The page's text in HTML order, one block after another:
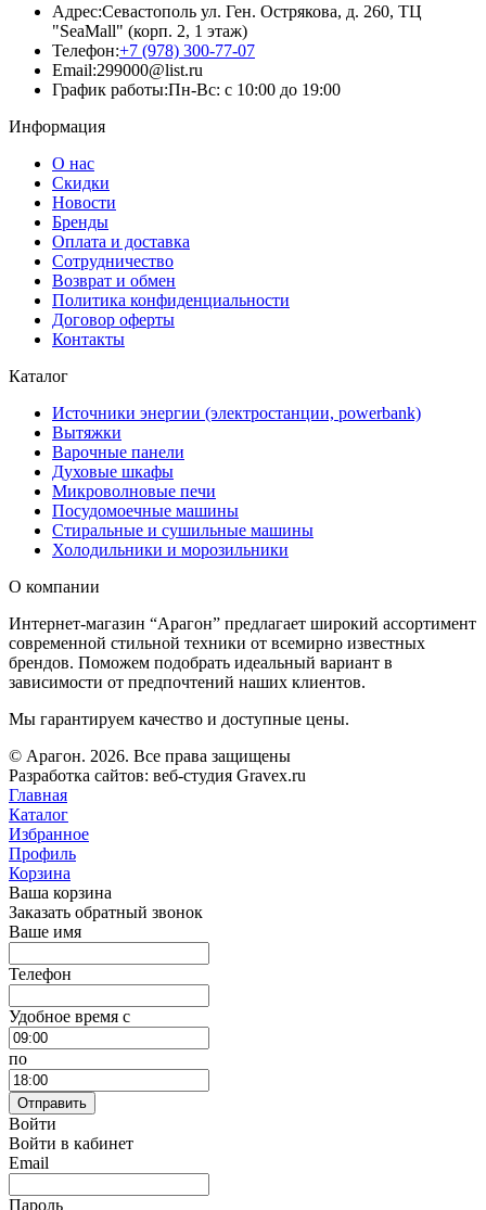
Адрес:Севастополь ул. Ген. Острякова, д. 260, ТЦ
"SeaMall" (корп. 2, 1 этаж)
Телефон:+7 (978) 300-77-07
Email:299000@list.ru
График работы:Пн-Вс: с 10:00 до 19:00
Информация
О нас
Скидки
Новости
Бренды
Оплата и доставка
Сотрудничество
Возврат и обмен
Политика конфиденциальности
Договор оферты
Контакты
Каталог
Источники энергии (электростанции, powerbank)
Вытяжки
Варочные панели
Духовые шкафы
Микроволновые печи
Посудомоечные машины
Стиральные и сушильные машины
Холодильники и морозильники
О компании
Интернет-магазин “Арагон” предлагает широкий ассортимент
современной стильной техники от всемирно известных
брендов. Поможем подобрать идеальный вариант в
зависимости от предпочтений наших клиентов.
Мы гарантируем качество и доступные цены.
© Арагон. 2026. Все права защищены
Разработка сайтов: веб-студия Gravex.ru
Главная
Каталог
Избранное
Профиль
Корзина
Ваша корзина
Заказать обратный звонок
Ваше имя
Телефон
Удобное время c
по
Отправить
Войти
Войти в кабинет
Email
Пароль